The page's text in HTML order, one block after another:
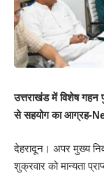
उत्तराखंड में विशेष गहन
से सहयोग का आग्रह-
देहरादून। अपर मुख्य
शुक्रवार को मान्यता